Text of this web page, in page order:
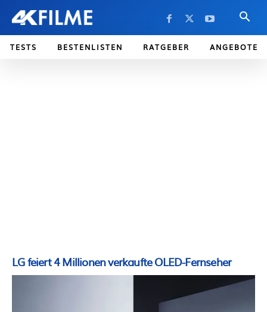
TESTS BESTENLISTEN RATGEBER ANGEBOTE
LG feiert 4 Millionen verkaufte OLED-Fernseher